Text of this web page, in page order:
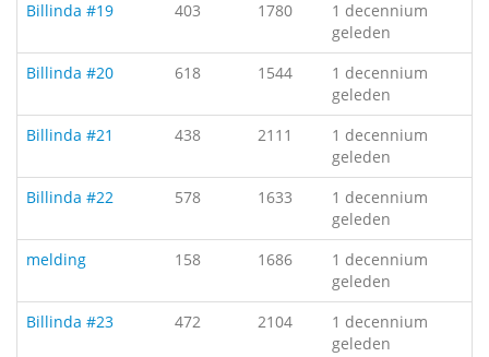
Billinda #19
403 1780
1 decennium
geleden
Billinda #20
618 1544
1 decennium
geleden
Billinda #21
438 2111
1 decennium
geleden
Billinda #22
578 1633
1 decennium
geleden
melding
158 1686
1 decennium
geleden
Billinda #23
472 2104
1 decennium
geleden